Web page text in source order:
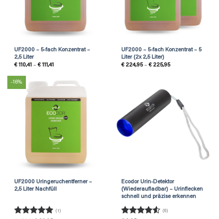
UF2000 – 5-fach Konzentrat –
2,5 Liter
€110,41 – €111,41
through
€ 111,41
UF2000 – 5-fach Konzentrat – 5
Liter (2x 2,5 Liter)
€224,95 – €225,95Price
-16%
UF2000 Uringeruchentferner –
2,5 Liter Nachfüll
(1)
Ecodor Urin-Detektor
(Wiederaufladbar) – Urinflecken
schnell und präzise erkennen
(6)